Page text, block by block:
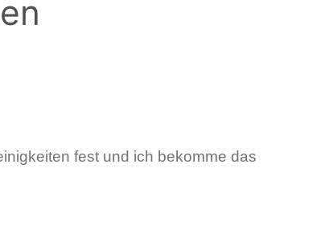
fest und ich bekomme das